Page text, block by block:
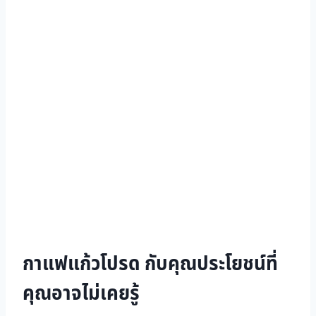
กาแฟแก้วโปรด กับคุณประโยชน์ที่
คุณอาจไม่เคยรู้